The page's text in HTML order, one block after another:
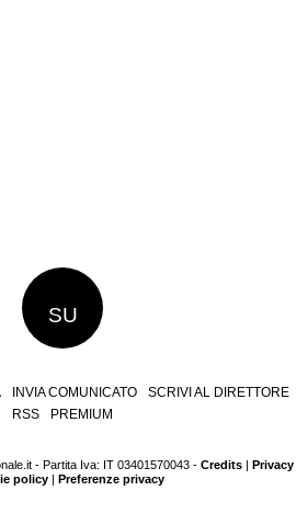
SU
INVIA COMUNICATO
SCRIVI AL DIRETTORE
RSS
PREMIUM
- Partita Iva: IT 03401570043 - Credits | Privacy
policy| Preferenze privacy